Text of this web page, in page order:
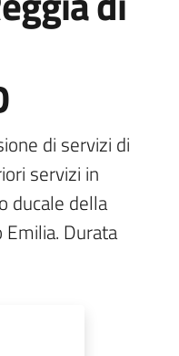
di servizi di
servizi in
ducale della
Emilia. Durata